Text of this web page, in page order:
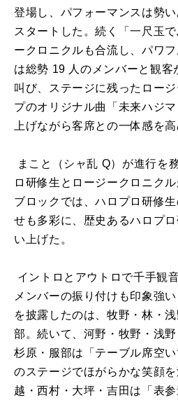
登場し、パフォーマンスは勢
スタートした。続く「一尺玉
ークロニクルも合流し、パワ
は総勢 19 人のメンバーと観客
叫び、ステージに残ったロー
プのオリジナル曲「未来ハジ
上げながら客席との一体感を高
まこと（シャ乱 Q）が進行を
ロ研修生とロージークロニク
ブロックでは、ハロプロ研修
せも多彩に、歴史あるハロプ
い上げた。
イントロとアウトロで千手観
メンバーの振り付けも印象強
を披露したのは、牧野・林・
部。続いて、河野・牧野・浅
杉原・服部は「テーブル席空い
のステージでほがらかな笑顔
越・西村・大坪・吉田は「表参